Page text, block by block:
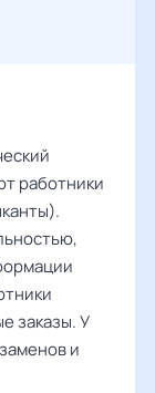
работники
заказы. У
и